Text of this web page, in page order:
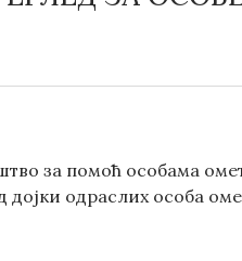
за помоћ особама
одраслих особа